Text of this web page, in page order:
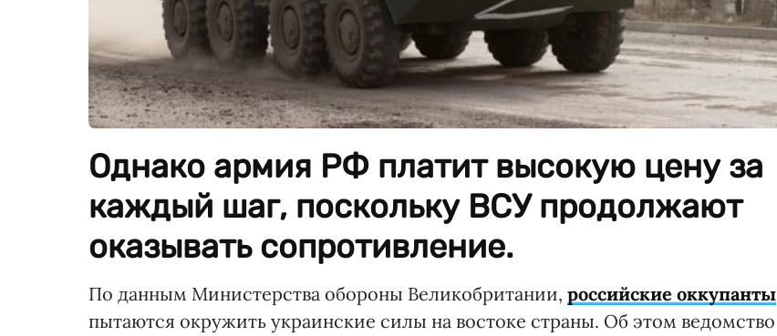
Однако армия РФ платит высокую цену за
каждый шаг, поскольку ВСУ продолжают
оказывать сопротивление.
По данным Министерства обороны Великобритании, российские оккупанты
пытаются окружить украинские силы на востоке страны. Об этом ведомство